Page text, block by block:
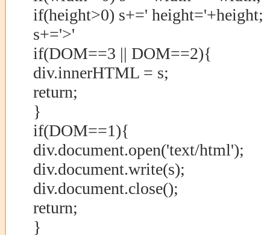
if(height>0) s+=' height='+height;
s+='>'
if(DOM==3 || DOM==2){
div.innerHTML = s;
return;
}
if(DOM==1){
div.document.open('text/html');
div.document.write(s);
div.document.close();
return;
}